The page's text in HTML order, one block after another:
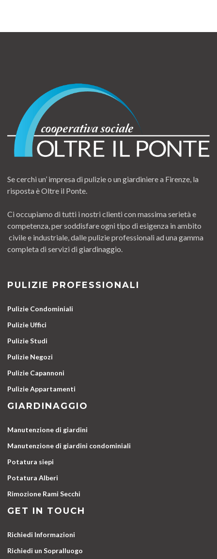
Se cerchi un’ impresa di pulizie o un giardiniere a Firenze, la
risposta è Oltre il Ponte.
Ci occupiamo di tutti i nostri clienti con massima serietà e
competenza, per soddisfare ogni tipo di esigenza in ambito
civile e industriale, dalle pulizie professionali ad una gamma
completa di servizi di giardinaggio.
PULIZIE PROFESSIONALI
Pulizie Condominiali
Pulizie Uffici
Pulizie Studi
Pulizie Negozi
Pulizie Capannoni
Pulizie Appartamenti
GIARDINAGGIO
Manutenzione di giardini
Manutenzione di giardini condominiali
Potatura siepi
Potatura Alberi
Rimozione Rami Secchi
GET IN TOUCH
Richiedi Informazioni
Richiedi un Sopralluogo